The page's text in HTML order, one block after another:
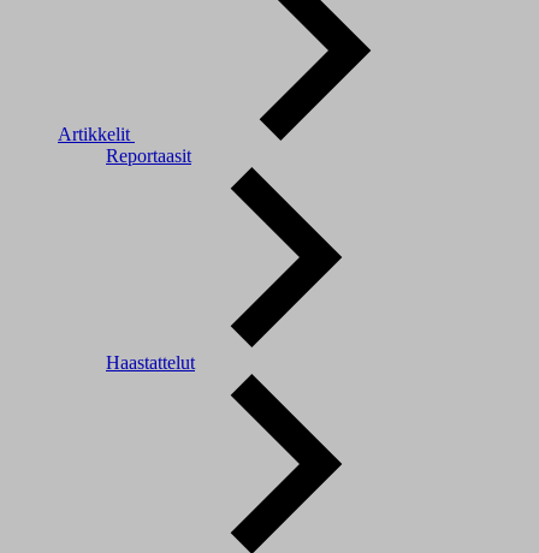
Artikkelit
Reportaasit
Haastattelut